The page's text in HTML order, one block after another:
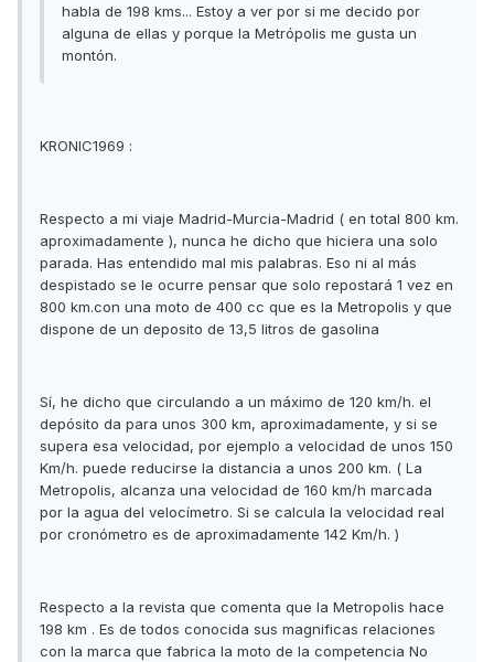
habla de 198 kms... Estoy a ver por si me decido por
alguna de ellas y porque la Metrópolis me gusta un
montón.
KRONIC1969 :
Respecto a mi viaje Madrid-Murcia-Madrid ( en total 800 km.
aproximadamente ), nunca he dicho que hiciera una solo
parada. Has entendido mal mis palabras. Eso ni al más
despistado se le ocurre pensar que solo repostará 1 vez en
800 km.con una moto de 400 cc que es la Metropolis y que
dispone de un deposito de 13,5 litros de gasolina
Sí, he dicho que circulando a un máximo de 120 km/h. el
depósito da para unos 300 km, aproximadamente, y si se
supera esa velocidad, por ejemplo a velocidad de unos 150
Km/h. puede reducirse la distancia a unos 200 km. ( La
Metropolis, alcanza una velocidad de 160 km/h marcada
por la agua del velocímetro. Si se calcula la velocidad real
por cronómetro es de aproximadamente 142 Km/h. )
Respecto a la revista que comenta que la Metropolis hace
198 km . Es de todos conocida sus magnificas relaciones
con la marca que fabrica la moto de la competencia No